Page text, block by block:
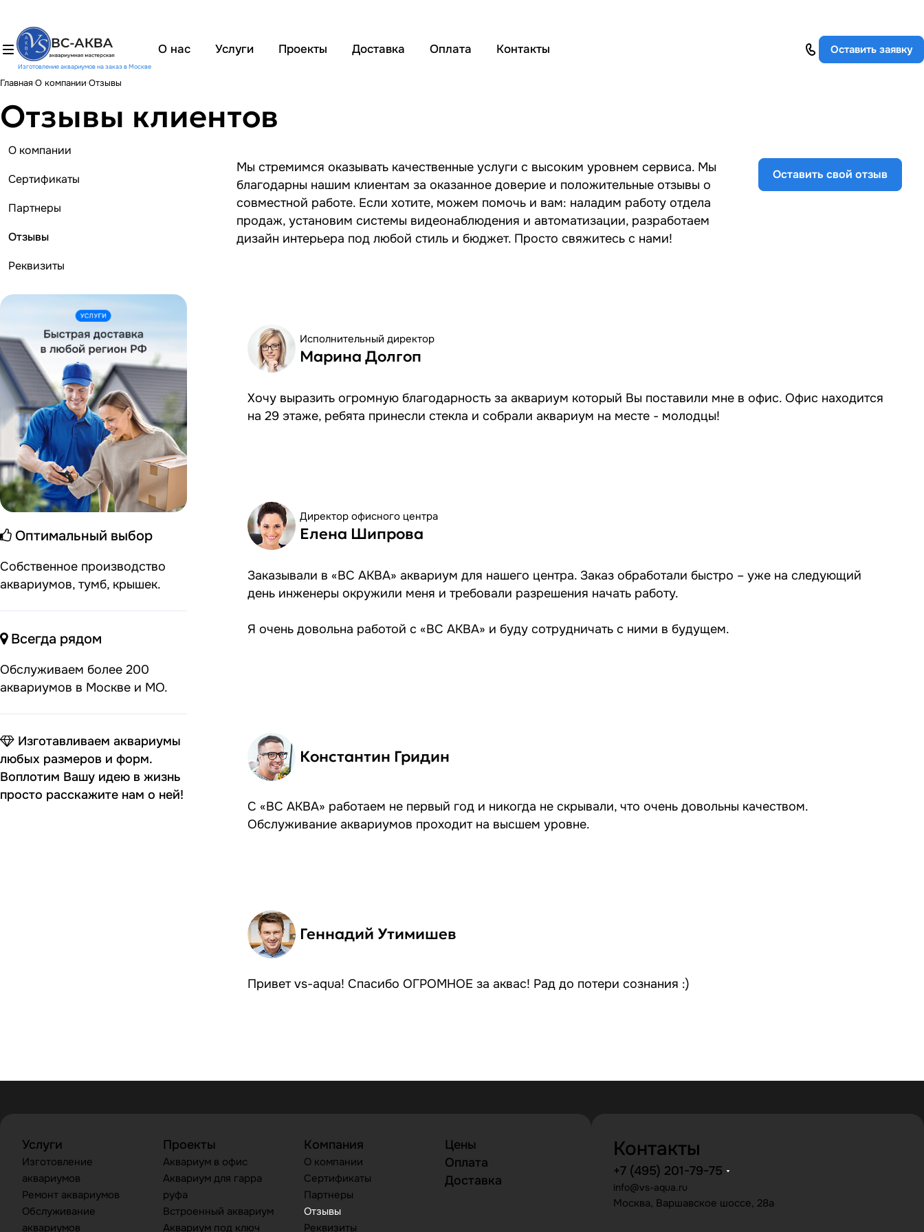
Изготовление аквариумов на заказ в Москве
О нас Услуги Проекты Доставка Оплата Контакты Оставить заявку
Главная О компании Отзывы
Отзывы клиентов
Мы стремимся оказывать качественные услуги с высоким уровнем сервиса. Мы
благодарны нашим клиентам за оказанное доверие и положительные отзывы о
совместной работе. Если хотите, можем помочь и вам: наладим работу отдела
продаж, установим системы видеонаблюдения и автоматизации, разработаем
дизайн интерьера под любой стиль и бюджет. Просто свяжитесь с нами!
Оставить свой отзыв
Исполнительный директор
Марина Долгоп
Хочу выразить огромную благодарность за аквариум который Вы поставили мне в офис. Офис находится
на 29 этаже, ребята принесли стекла и собрали аквариум на месте - молодцы!
Директор офисного центра
Елена Шипрова
Заказывали в «ВС АКВА» аквариум для нашего центра. Заказ обработали быстро – уже на следующий
день инженеры окружили меня и требовали разрешения начать работу.
Я очень довольна работой с «ВС АКВА» и буду сотрудничать с ними в будущем.
Константин Гридин
С «ВС АКВА» работаем не первый год и никогда не скрывали, что очень довольны качеством.
Обслуживание аквариумов проходит на высшем уровне.
Геннадий Утимишев
Привет vs-aqua! Спасибо ОГРОМНОЕ за аквас! Рад до потери сознания :)
О компании
Сертификаты
Партнеры
Отзывы
Реквизиты
Оптимальный выбор
Собственное производство
аквариумов, тумб, крышек.
Всегда рядом
Обслуживаем более 200
аквариумов в Москве и МО.
Изготавливаем аквариумы
любых размеров и форм.
Воплотим Вашу идею в жизнь
просто расскажите нам о ней!
Услуги
Изготовление
аквариумов
Ремонт аквариумов
Обслуживание
аквариумов
Проекты
Аквариум в офис
Аквариум для гарра
руфа
Встроенный аквариум
Аквариум под ключ
Компания
О компании
Сертификаты
Партнеры
Отзывы
Реквизиты
Цены
Оплата
Доставка
Контакты
+7 (495) 201-79-75
info@vs-aqua.ru
Москва, Варшавское шоссе, 28а